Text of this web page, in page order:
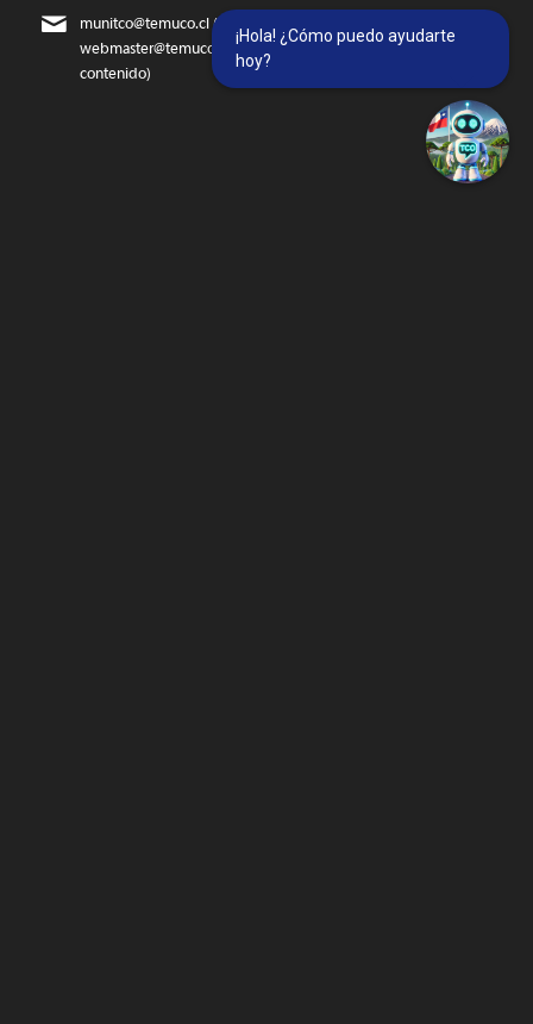
munitco@temuco.cl(correo oficial)
webmaster@temuco.cl
(exclusivo para temas técnicos y de
contenido)
¡Hola! ¿Cómo puedo ayudarte
hoy?